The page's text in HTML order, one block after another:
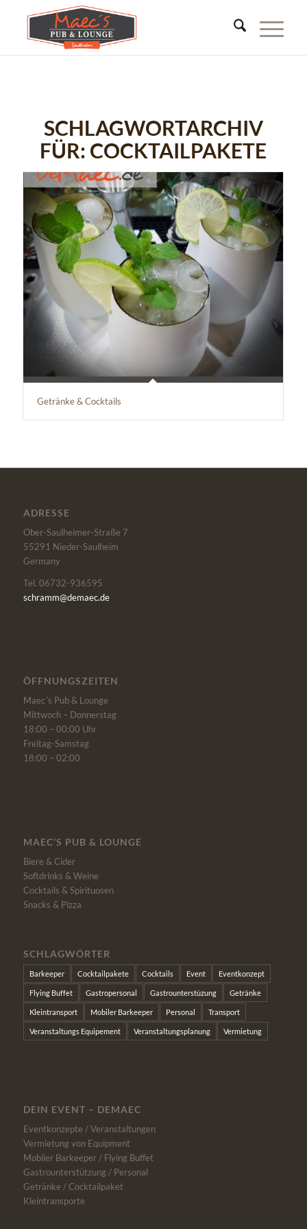
SCHLAGWORTARCHIV
FÜR: COCKTAILPAKETE
Getränke & Cocktails
ADRESSE
Ober-Saulheimer-Straße 7
55291 Nieder-Saulheim
Germany
Tel. 06732-936595
schramm@demaec.de
ÖFFNUNGSZEITEN
Maec´s Pub & Lounge
Mittwoch – Donnerstag
18:00 – 00:00 Uhr
Freitag-Samstag
18:00 – 02:00
MAEC’S PUB & LOUNGE
Biere & Cider
Softdrinks & Weine
Cocktails & Spirituosen
Snacks & Pizza
SCHLAGWÖRTER
Barkeeper Cocktailpakete Cocktails Event Eventkonzept
Flying Buffet Gastropersonal Gastrounterstüzung Getränke
Kleintransport Mobiler Barkeeper Personal Transport
Veranstaltungs Equipement Veranstaltungsplanung Vermietung
DEIN EVENT – DEMAEC
Eventkonzepte / Veranstaltungen
Vermietung von Equipment
Mobiler Barkeeper / Flying Buffet
Gastrounterstützung / Personal
Getränke / Cocktailpaket
Kleintransporte